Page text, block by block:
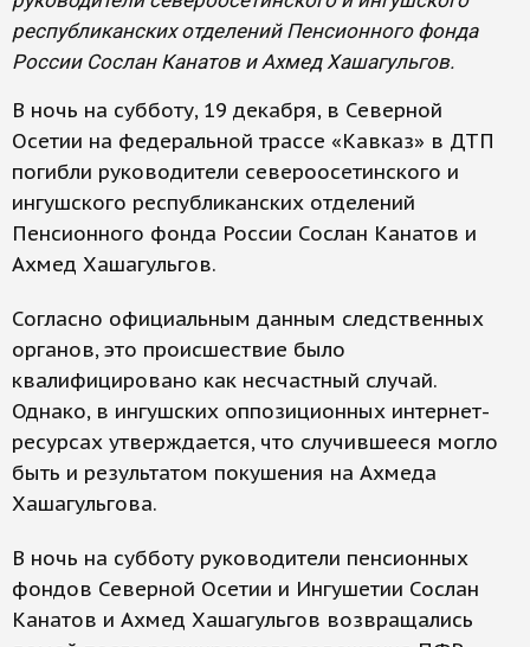
республиканских отделений Пенсионного фонда
России Сослан Канатов и Ахмед Хашагульгов.
В ночь на субботу, 19 декабря, в Северной
Осетии на федеральной трассе «Кавказ» в ДТП
погибли руководители североосетинского и
ингушского республиканских отделений
Пенсионного фонда России Сослан Канатов и
Ахмед Хашагульгов.
Согласно официальным данным следственных
органов, это происшествие было
квалифицировано как несчастный случай.
Однако, в ингушских оппозиционных интернет-
ресурсах утверждается, что случившееся могло
быть и результатом покушения на Ахмеда
Хашагульгова.
В ночь на субботу руководители пенсионных
фондов Северной Осетии и Ингушетии Сослан
Канатов и Ахмед Хашагульгов возвращались